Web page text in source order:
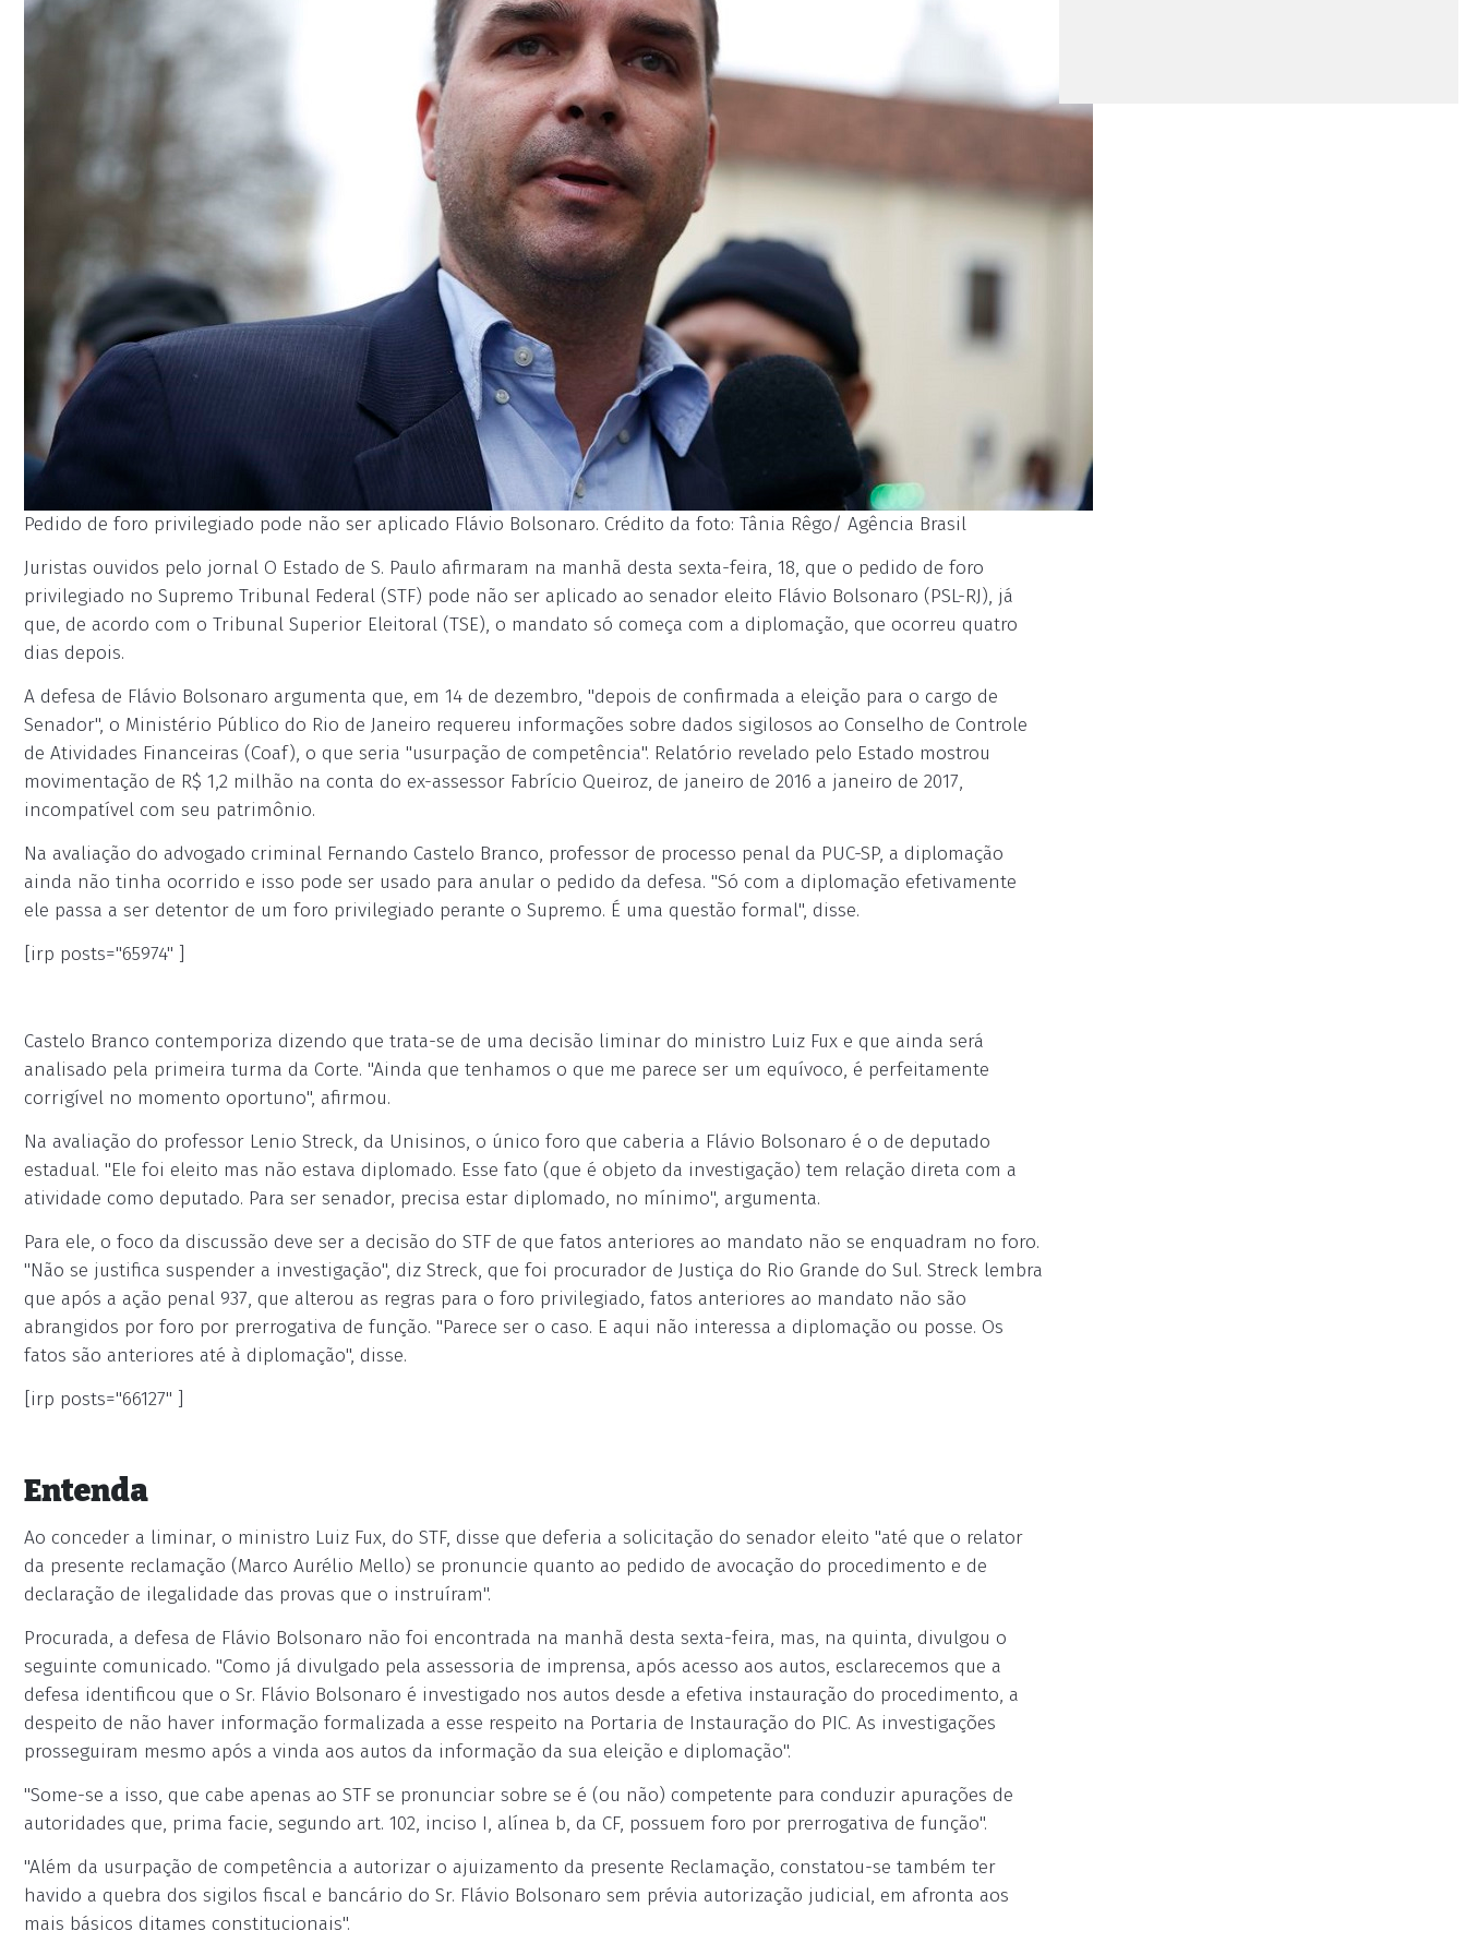
Pedido de foro privilegiado pode não ser aplicado Flávio Bolsonaro. Crédito da foto: Tânia Rêgo/ Agência Brasil
Juristas ouvidos pelo jornal O Estado de S. Paulo afirmaram na manhã desta sexta-feira, 18, que o pedido de foro
privilegiado no Supremo Tribunal Federal (STF) pode não ser aplicado ao senador eleito Flávio Bolsonaro (PSL-RJ), já
que, de acordo com o Tribunal Superior Eleitoral (TSE), o mandato só começa com a diplomação, que ocorreu quatro
dias depois.
A defesa de Flávio Bolsonaro argumenta que, em 14 de dezembro, "depois de confirmada a eleição para o cargo de
Senador", o Ministério Público do Rio de Janeiro requereu informações sobre dados sigilosos ao Conselho de Controle
de Atividades Financeiras (Coaf), o que seria "usurpação de competência". Relatório revelado pelo Estado mostrou
movimentação de R$ 1,2 milhão na conta do ex-assessor Fabrício Queiroz, de janeiro de 2016 a janeiro de 2017,
incompatível com seu patrimônio.
Na avaliação do advogado criminal Fernando Castelo Branco, professor de processo penal da PUC-SP, a diplomação
ainda não tinha ocorrido e isso pode ser usado para anular o pedido da defesa. "Só com a diplomação efetivamente
ele passa a ser detentor de um foro privilegiado perante o Supremo. É uma questão formal", disse.
[irp posts="65974" ]
Castelo Branco contemporiza dizendo que trata-se de uma decisão liminar do ministro Luiz Fux e que ainda será
analisado pela primeira turma da Corte. "Ainda que tenhamos o que me parece ser um equívoco, é perfeitamente
corrigível no momento oportuno", afirmou.
Na avaliação do professor Lenio Streck, da Unisinos, o único foro que caberia a Flávio Bolsonaro é o de deputado
estadual. "Ele foi eleito mas não estava diplomado. Esse fato (que é objeto da investigação) tem relação direta com a
atividade como deputado. Para ser senador, precisa estar diplomado, no mínimo", argumenta.
Para ele, o foco da discussão deve ser a decisão do STF de que fatos anteriores ao mandato não se enquadram no foro.
"Não se justifica suspender a investigação", diz Streck, que foi procurador de Justiça do Rio Grande do Sul. Streck lembra
que após a ação penal 937, que alterou as regras para o foro privilegiado, fatos anteriores ao mandato não são
abrangidos por foro por prerrogativa de função. "Parece ser o caso. E aqui não interessa a diplomação ou posse. Os
fatos são anteriores até à diplomação", disse.
[irp posts="66127" ]
Entenda
Ao conceder a liminar, o ministro Luiz Fux, do STF, disse que deferia a solicitação do senador eleito "até que o relator
da presente reclamação (Marco Aurélio Mello) se pronuncie quanto ao pedido de avocação do procedimento e de
declaração de ilegalidade das provas que o instruíram".
Procurada, a defesa de Flávio Bolsonaro não foi encontrada na manhã desta sexta-feira, mas, na quinta, divulgou o
seguinte comunicado. "Como já divulgado pela assessoria de imprensa, após acesso aos autos, esclarecemos que a
defesa identificou que o Sr. Flávio Bolsonaro é investigado nos autos desde a efetiva instauração do procedimento, a
despeito de não haver informação formalizada a esse respeito na Portaria de Instauração do PIC. As investigações
prosseguiram mesmo após a vinda aos autos da informação da sua eleição e diplomação".
"Some-se a isso, que cabe apenas ao STF se pronunciar sobre se é (ou não) competente para conduzir apurações de
autoridades que, prima facie, segundo art. 102, inciso I, alínea b, da CF, possuem foro por prerrogativa de função".
"Além da usurpação de competência a autorizar o ajuizamento da presente Reclamação, constatou-se também ter
havido a quebra dos sigilos fiscal e bancário do Sr. Flávio Bolsonaro sem prévia autorização judicial, em afronta aos
mais básicos ditames constitucionais".